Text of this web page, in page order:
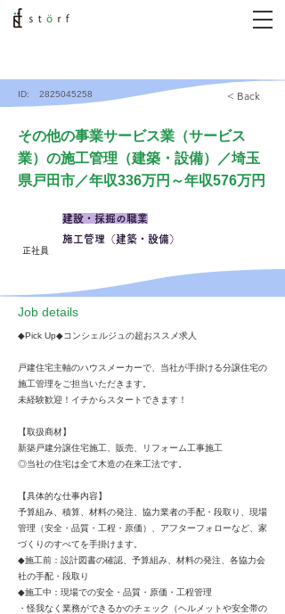
ID: 2825045258 < Back
その他の事業サービス業（サービス
業）の施工管理（建築・設備）／埼玉
県戸田市／年収336万円～年収576万円
正社員
建設・採掘の職業
施工管理（建築・設備）
​Job details
◆Pick Up◆コンシェルジュの超おススメ求人
戸建住宅主軸のハウスメーカーで、当社が手掛ける分譲住宅の
施工管理をご担当いただきます。
未経験歓迎！イチからスタートできます！
【取扱商材】
新築戸建分譲住宅施工、販売、リフォーム工事施工
◎当社の住宅は全て木造の在来工法です。
【具体的な仕事内容】
予算組み、積算、材料の発注、協力業者の手配・段取り、現場
管理（安全・品質・工程・原価）、アフターフォローなど、家
づくりのすべてを手掛けます。
◆施工前：設計図書の確認、予算組み、材料の発注、各協力会
社の手配・段取り
◆施工中：現場での安全・品質・原価・工程管理
・怪我なく業務ができるかのチェック（ヘルメットや安全帯の